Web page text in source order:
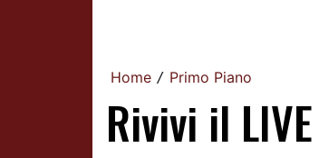
Home / Primo Piano
Rivivi il